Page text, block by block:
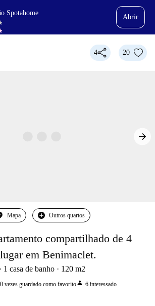
Spotahome
Abrir
4 20
Mapa Outros quartos
compartilhado de 4
em Benimaclet.
1 casa de banho 120 m2
vezes guardado como favoritoperson 6 interessado